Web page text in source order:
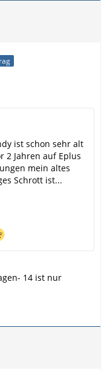
ist schon sehr alt
2 Jahren auf Eplus
mein altes
Schrott ist...
14 ist nur